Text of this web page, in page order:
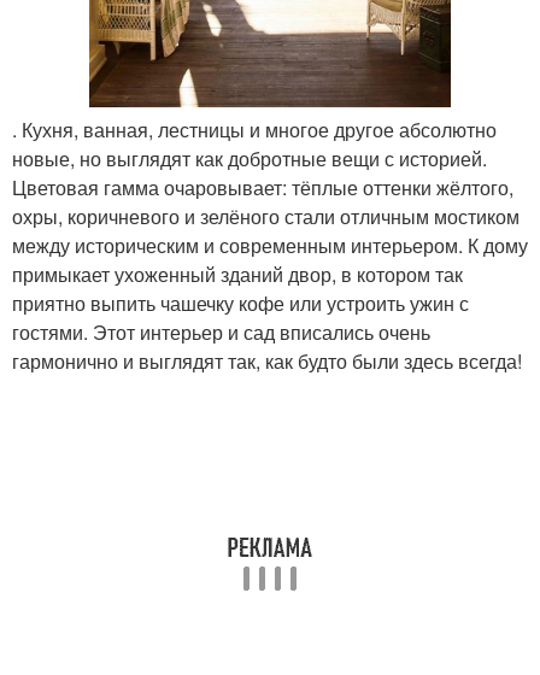
. Кухня, ванная, лестницы и многое другое абсолютно
новые, но выглядят как добротные вещи с историей.
Цветовая гамма очаровывает: тёплые оттенки жёлтого,
охры, коричневого и зелёного стали отличным мостиком
между историческим и современным интерьером. К дому
примыкает ухоженный зданий двор, в котором так
приятно выпить чашечку кофе или устроить ужин с
гостями. Этот интерьер и сад вписались очень
гармонично и выглядят так, как будто были здесь всегда!